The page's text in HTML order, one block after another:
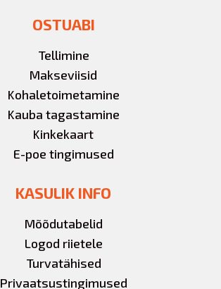
OSTUABI
Tellimine
Makseviisid
Kohaletoimetamine
Kauba tagastamine
Kinkekaart
E-poe tingimused
KASULIK INFO
Mõõdutabelid
Logod riietele
Turvatähised
Privaatsustingimused